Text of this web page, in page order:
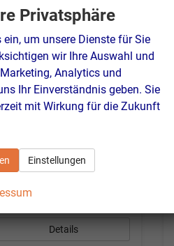
Family 1.0 T-GDI Kamera+Sitzheizung+Navi+Alu16+PDC+App-Connect
Getriebe Schaltgetriebe
Außenfarbe
Aurora Grau Metallic
Details
Privatsphäre
um unsere Dienste für Sie
wir Ihre Auswahl und
Analytics und
Ihr Einverständnis geben. Sie
mit Wirkung für die Zukunft
Einstellungen